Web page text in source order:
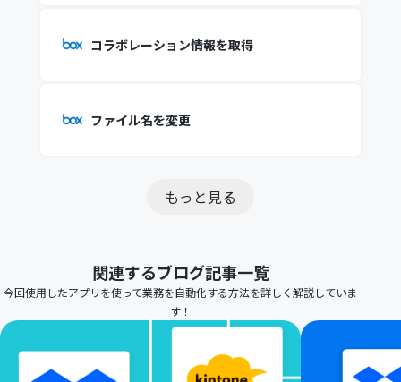
コラボレーション情報を取得
ファイル名を変更
もっと見る
関連するブログ記事一覧
今回使用したアプリを使って業務を自動化する方法を詳しく解説していま
す！